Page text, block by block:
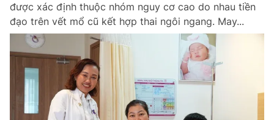
được xác định thuộc nhóm nguy cơ cao do nhau tiền
đạo trên vết mổ cũ kết hợp thai ngôi ngang. May...